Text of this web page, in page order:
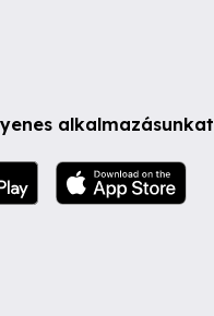
alkalmazásunkat